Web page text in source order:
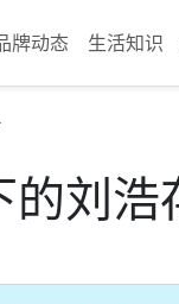
牌动态 生活知识
刘浩